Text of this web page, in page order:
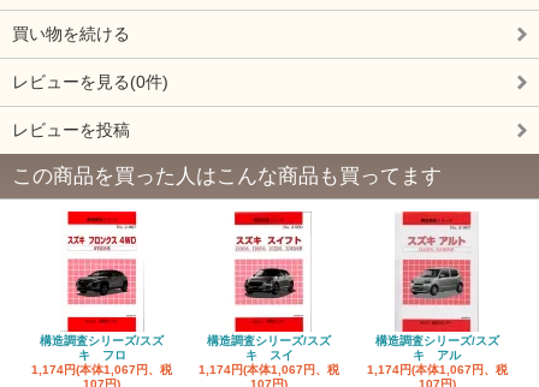
買い物を続ける
レビューを見る(0件)
レビューを投稿
この商品を買った人はこんな商品も買ってます
構造調査シリーズ/スズ
キ フロ
1,174円(本体1,067円、税
107円)
構造調査シリーズ/スズ
キ スイ
1,174円(本体1,067円、税
107円)
構造調査シリーズ/スズ
キ アル
1,174円(本体1,067円、税
107円)